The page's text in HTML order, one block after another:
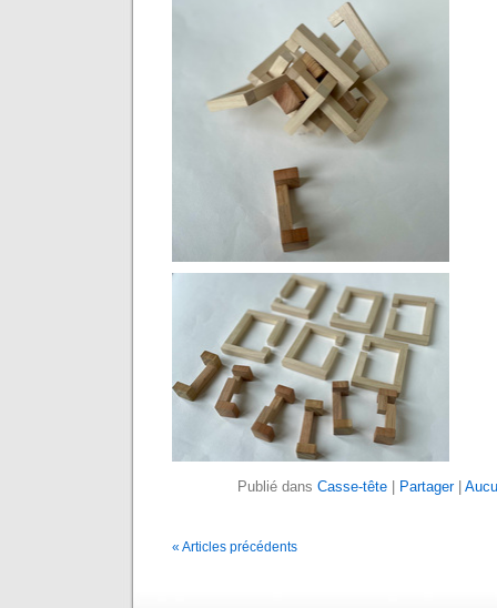
Publié dans Casse-tête Partager|
« Articles précédents